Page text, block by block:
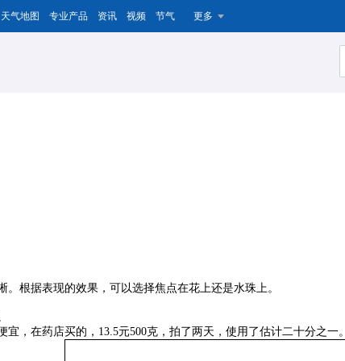
天气地图 专业产品 资讯 视频 节气 更多
根据表现的效果，可以选择焦点在花上还是水珠上。
，在药店买的，13.5元500克，拍了两天，使用了估计二十分之一。